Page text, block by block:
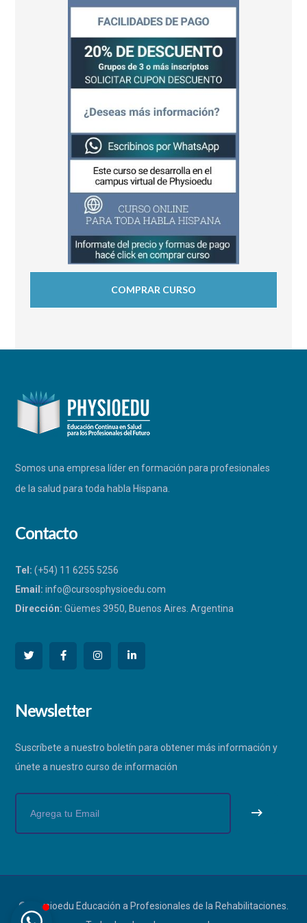
COMPRAR CURSO
Somos una empresa líder en formación para profesionales
de la salud para toda habla Hispana.
Respondemos a la brevedad
Contacto
Tel: (+54) 11 6255 5256
Email: info@cursosphysioedu.com
Dirección: Güemes 3950, Buenos Aires. Argentina
Newsletter
Suscríbete a nuestro boletín para obtener más información y
únete a nuestro curso de información
© Physioedu Educación a Profesionales de la Rehabilitaciones.